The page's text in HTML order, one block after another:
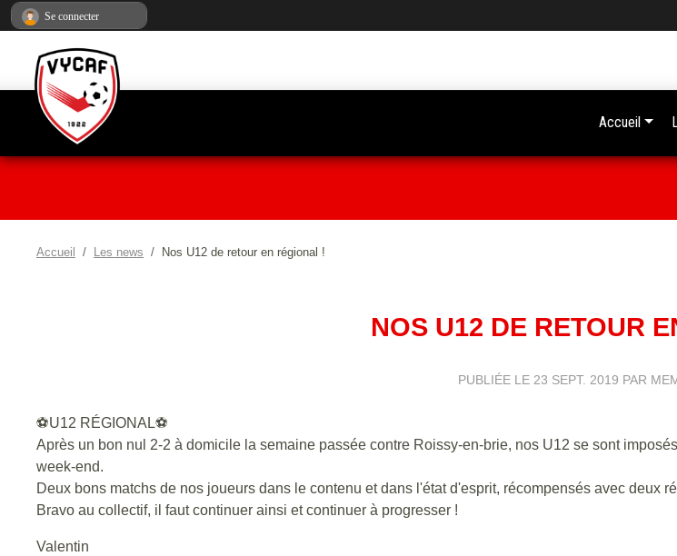
Accueil Les news Nos U12 de retour en régional !
NOS U12 DE RETOUR
PUBLIÉE LE 23 SEPT. 2019 PAR
⚽U12 RÉGIONAL⚽
Après un bon nul 2-2 à domicile la semaine passée contre Roissy-en-brie, nos U12 se sont
week-end.
Deux bons matchs de nos joueurs dans le contenu et dans l'état d'esprit, récompensés avec deux
Bravo au collectif, il faut continuer ainsi et continuer à progresser !
Valentin
Accueil
Se connecter
Panneau de gestion des cookies